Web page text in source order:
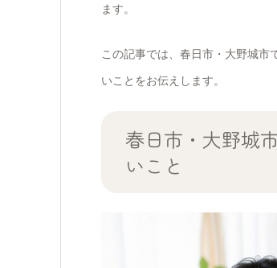
ます。
この記事では、春日市・大野城市
いことをお伝えします。
春日市・大野城
いこと